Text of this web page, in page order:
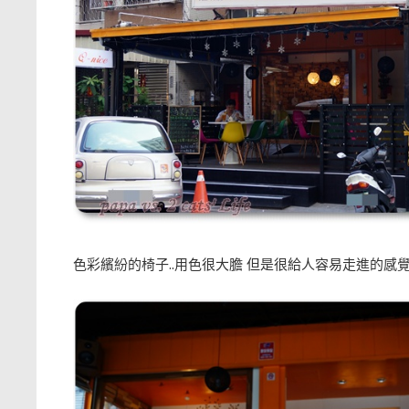
色彩繽紛的椅子..用色很大膽 但是很給人容易走進的感